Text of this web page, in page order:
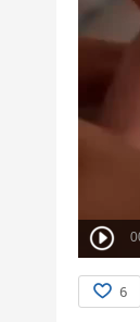
6